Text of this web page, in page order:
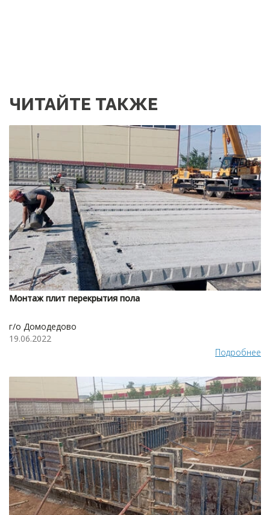
ЧИТАЙТЕ ТАКЖЕ
Монтаж плит перекрытия пола
г/о Домодедово
19.06.2022
Подробнее